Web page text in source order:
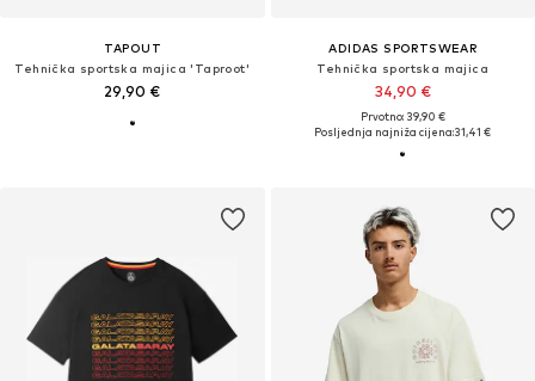
TAPOUT
Tehnička sportska majica 'Taproot'
29,90 €
ADIDAS SPORTSWEAR
Tehnička sportska majica
34,90 €
Prvotno: 39,90 €
Posljednja najniža cijena:31,41 €